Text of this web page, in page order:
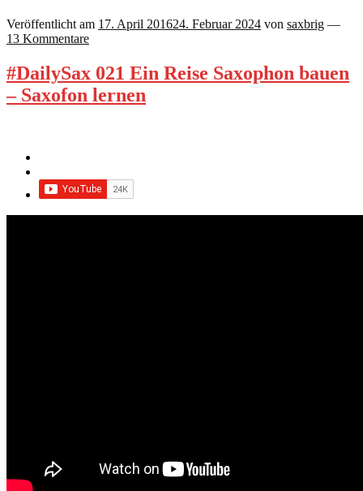
Veröffentlicht am 17. April 201624. Februar 2024 von saxbrig —
13 Kommentare
#DailySax 021 Ein Reise Saxophon bauen
– Saxofon lernen